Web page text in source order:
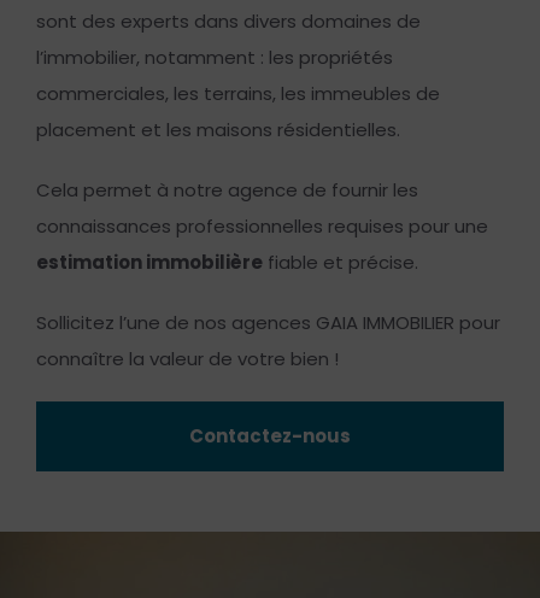
sont des experts dans divers domaines de
l’immobilier, notamment : les propriétés
commerciales, les terrains, les immeubles de
placement et les maisons résidentielles.
Cela permet à notre agence de fournir les
connaissances professionnelles requises pour une
estimation immobilière fiable et précise.
Sollicitez l’une de nos agences GAIA IMMOBILIER pour
connaître la valeur de votre bien !
Contactez-nous